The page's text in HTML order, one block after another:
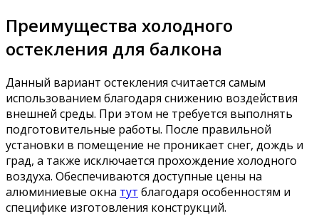
Преимущества холодного
остекления для балкона
Данный вариант остекления считается самым
использованием благодаря снижению воздействия
внешней среды. При этом не требуется выполнять
подготовительные работы. После правильной
установки в помещение не проникает снег, дождь и
град, а также исключается прохождение холодного
воздуха. Обеспечиваются доступные цены на
алюминиевые окна тут благодаря особенностям и
специфике изготовления конструкций.